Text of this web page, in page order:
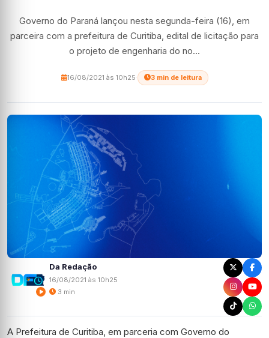
Governo do Paraná lançou nesta segunda-feira (16), em
parceira com a prefeitura de Curitiba, edital de licitação para
o projeto de engenharia do no...
16/08/2021 às 10h25 3 min de leitura
Da Redação
16/08/2021 às 10h25
3 min
A Prefeitura de Curitiba, em parceria com Governo do